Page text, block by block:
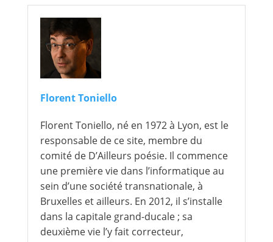
Florent Toniello
Florent Toniello, né en 1972 à Lyon, est le
responsable de ce site, membre du
comité de D’Ailleurs poésie. Il commence
une première vie dans l’informatique au
sein d’une société transnationale, à
Bruxelles et ailleurs. En 2012, il s’installe
dans la capitale grand-ducale ; sa
deuxième vie l’y fait correcteur,